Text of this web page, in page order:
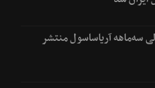
سه‌ماهه آریاساسول منتشر